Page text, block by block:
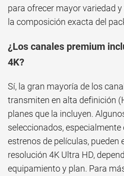
para ofrecer mayor variedad
la composición exacta del
¿Los canales premium
4K?
Sí, la gran mayoría de los
transmiten en alta definición
planes que la incluyen.
seleccionados,
estrenos de películas, pueden
resolución 4K Ultra HD,
equipamiento y plan. Para